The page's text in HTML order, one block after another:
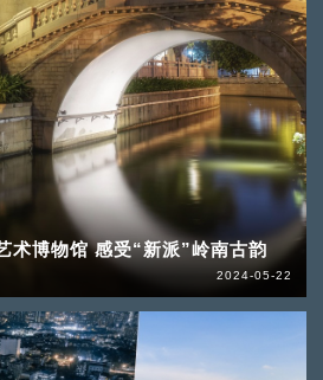
术博物馆 感受“新派”岭南古韵
2024-05-22